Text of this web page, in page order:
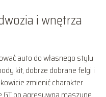
i wnętrza
auto do własnego stylu
kit, dobrze dobrane felgi i
zmienić charakter